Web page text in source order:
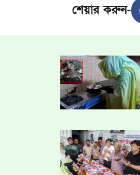
শেয়ার করুন-